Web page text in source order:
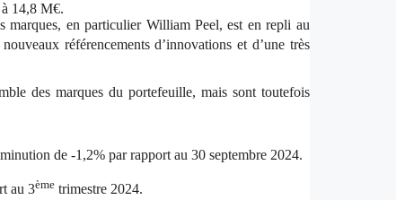
14,8 M€.
en particulier William Peel, est en repli au
référencements d’innovations et d’une très
des marques du portefeuille, mais sont toutefois
de -1,2% par rapport au 30 septembre 2024.
au 3ème trimestre 2024.